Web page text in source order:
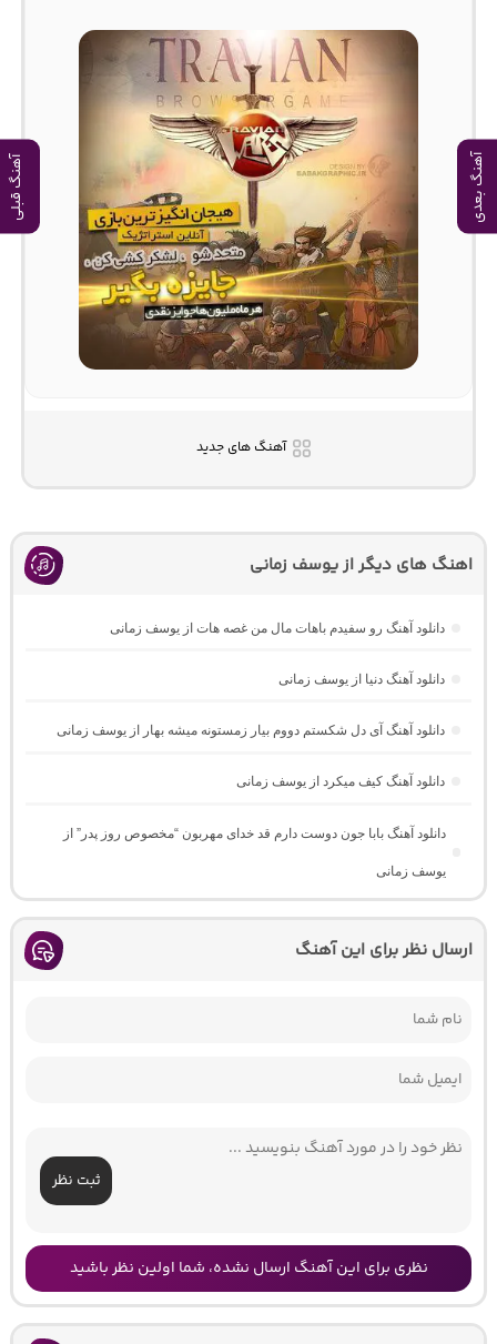
آهنگ بعدی آهنگ قبلی
آهنگ های جدید
اهنگ های دیگر از یوسف زمانی
دانلود آهنگ رو سفیدم باهات مال من غصه هات از یوسف زمانی
دانلود آهنگ دنیا از یوسف زمانی
دانلود آهنگ آی دل شکستم دووم بیار زمستونه میشه بهار از یوسف زمانی
دانلود آهنگ کیف میکرد از یوسف زمانی
دانلود آهنگ بابا جون دوست دارم قد خدای مهربون “مخصوص روز پدر” از
یوسف زمانی
ارسال نظر برای این آهنگ
ثبت نظر
نظری برای این آهنگ ارسال نشده، شما اولین نظر باشید